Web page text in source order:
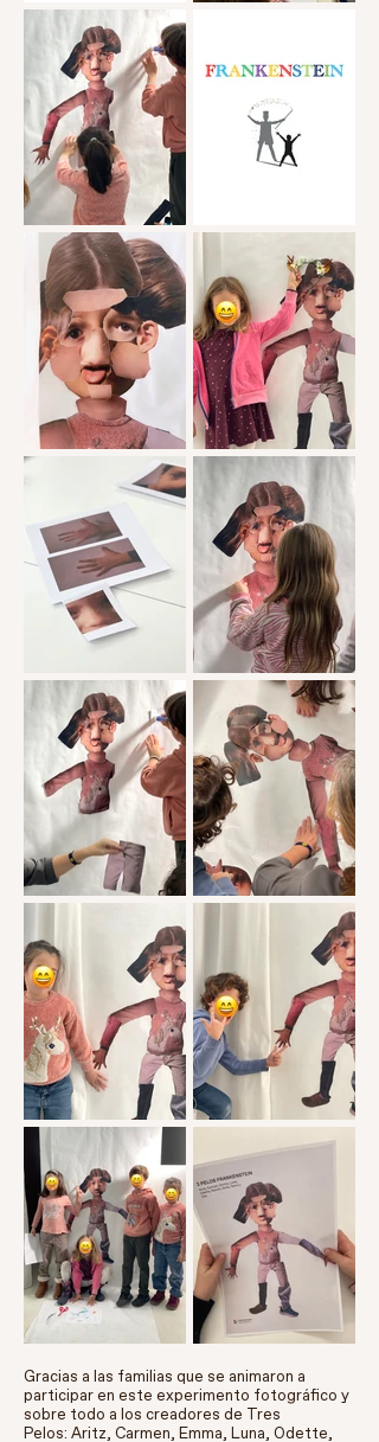
Gracias a las familias que se animaron a
participar en este experimento fotográfico y
sobre todo a los creadores de Tres
Pelos: Aritz, Carmen, Emma, Luna, Odette,